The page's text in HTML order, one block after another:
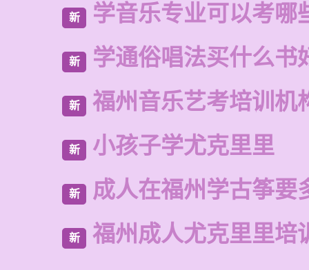
新 学音乐专业可以考哪
新 学通俗唱法买什么书
新 福州音乐艺考培训机
新 小孩子学尤克里里
新 成人在福州学古筝要
新 福州成人尤克里里培